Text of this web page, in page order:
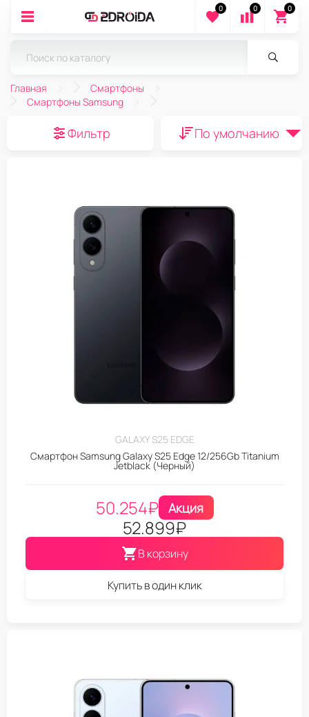
0 0 0
Главная
Смартфоны
Смартфоны Samsung
Фильтр По умолчанию
GALAXY S25 EDGE
Смартфон Samsung Galaxy S25 Edge 12/256Gb Titanium
Jetblack (Черный)
50.254₽ Акция
52.899₽
В корзину
Купить в один клик